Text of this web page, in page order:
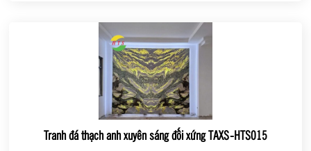
Tranh đá thạch anh xuyên sáng đối xứng TAXS-HTS015